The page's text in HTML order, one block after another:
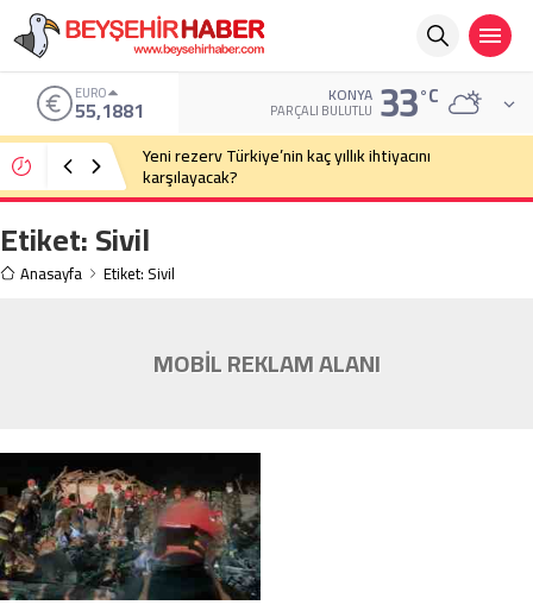
EURO
55,1881 KONYA
PARÇALI BULUTLU 33°C
Yeni rezerv Türkiye’nin kaç yıllık ihtiyacını
karşılayacak?
Etiket:Sivil
Anasayfa Etiket: Sivil
MOBİL REKLAM ALANI